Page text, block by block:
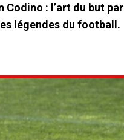
Codino : l’art du but
légendes du football.